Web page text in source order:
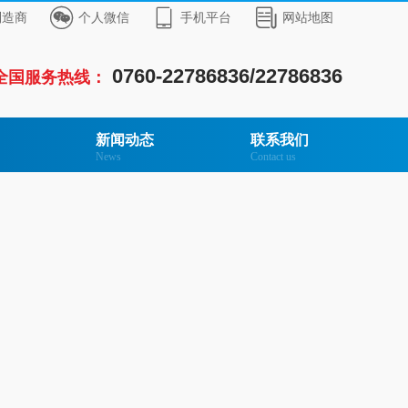
商  个人微信  手机平台  网站地图
国服务热线： 0760-22786836/22786836
新闻动态
News
联系我们
Contact us